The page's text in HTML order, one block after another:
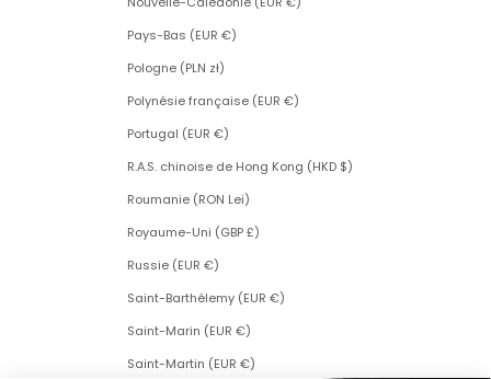
Pays-Bas (EUR €)
Pologne (PLN zł)
Polynésie française (EUR €)
Portugal (EUR €)
R.A.S. chinoise de Hong Kong (HKD $)
Roumanie (RON Lei)
Royaume-Uni (GBP £)
Russie (EUR €)
Saint-Barthélemy (EUR €)
Saint-Marin (EUR €)
Saint-Martin (EUR €)